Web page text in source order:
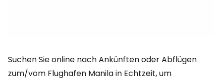
Suchen Sie online nach Ankünften oder Abflügen
zum/vom Flughafen Manila in Echtzeit, um